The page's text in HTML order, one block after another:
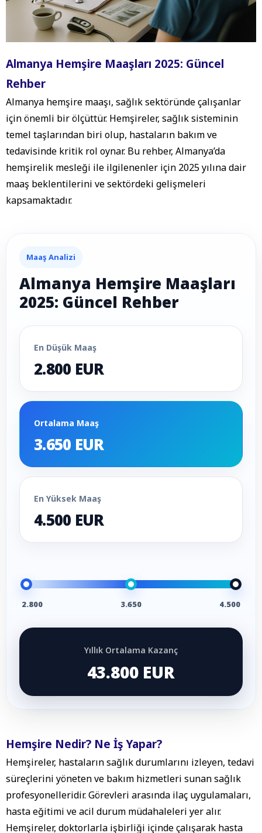
Almanya Hemşire Maaşları 2025: Güncel
Rehber
Almanya hemşire maaşı, sağlık sektöründe çalışanlar
için önemli bir ölçüttür. Hemşireler, sağlık sisteminin
temel taşlarından biri olup, hastaların bakım ve
tedavisinde kritik rol oynar. Bu rehber, Almanya’da
hemşirelik mesleği ile ilgilenenler için 2025 yılına dair
maaş beklentilerini ve sektördeki gelişmeleri
kapsamaktadır.
Maaş Analizi
Almanya Hemşire Maaşları
2025: Güncel Rehber
En Düşük Maaş
2.800 EUR
Ortalama Maaş
3.650 EUR
En Yüksek Maaş
4.500 EUR
2.800 3.650 4.500
Yıllık Ortalama Kazanç
43.800 EUR
Hemşire Nedir? Ne İş Yapar?
Hemşireler, hastaların sağlık durumlarını izleyen, tedavi
süreçlerini yöneten ve bakım hizmetleri sunan sağlık
profesyonelleridir. Görevleri arasında ilaç uygulamaları,
hasta eğitimi ve acil durum müdahaleleri yer alır.
Hemşireler, doktorlarla işbirliği içinde çalışarak hasta